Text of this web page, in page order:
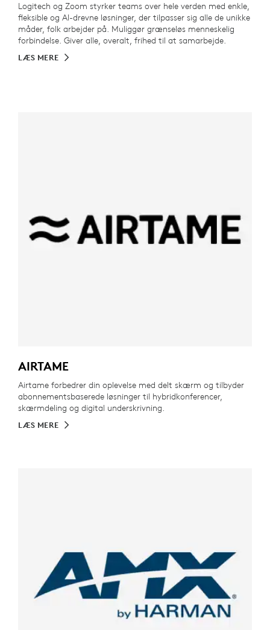
Logitech og Zoom styrker teams over hele verden med enkle,
fleksible og AI-drevne løsninger, der tilpasser sig alle de unikke
måder, folk arbejder på. Muliggør grænseløs menneskelig
forbindelse. Giver alle, overalt, frihed til at samarbejde.
LÆS MERE
AIRTAME
Airtame forbedrer din oplevelse med delt skærm og tilbyder
abonnementsbaserede løsninger til hybridkonferencer,
skærmdeling og digital underskrivning.
LÆS MERE